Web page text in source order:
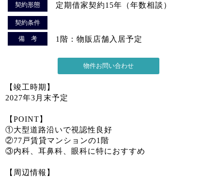
契約形態 定期借家契約15年（年数相談）
契約条件
備 考 1階：物販店舗入居予定
【竣工時期】
2027年3月末予定
【POINT】
①大型道路沿いで視認性良好
②77戸賃貸マンションの1階
③内科、耳鼻科、眼科に特におすすめ
【周辺情報】